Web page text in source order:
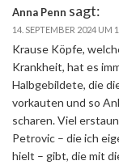
Anna Penn sagt:
14. SEPTEMBER 2024 UM
Krause Köpfe,
Krankheit, hat es
Halbgebildete, die
vorkauten und so
scharen. Viel
Petrovic – die ich
hielt – gibt, die mit